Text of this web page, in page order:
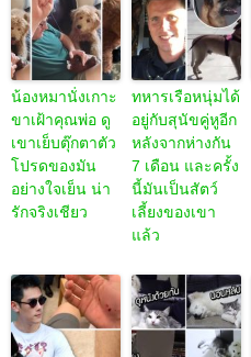
น้องหมานั่งเกาะ
ขาเฝ้าคุณพ่อ ดู
เขาเย็บตุ๊กตาตัว
โปรดของมัน
อย่างใจเย็น น่า
รักจริงเชียว
ทหารเรือหนุ่มได้
อยู่กับสุนัขคู่หูอีก
หลังจากห่างกัน
7 เดือน และครั้ง
นี้มันเป็นสัตว์
เลี้ยงของเขา
แล้ว